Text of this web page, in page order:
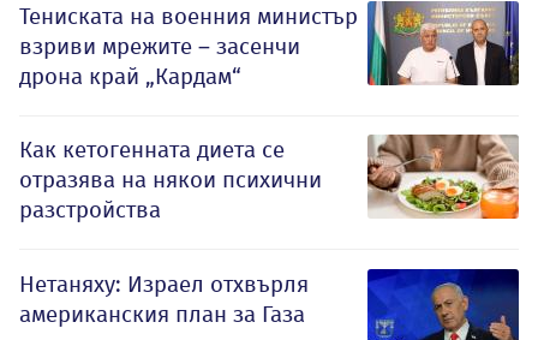
Тениската на военния министър
взриви мрежите – засенчи
дрона край „Кардам“
Как кетогенната диета се
отразява на някои психични
разстройства
Нетаняху: Израел отхвърля
американския план за Газа